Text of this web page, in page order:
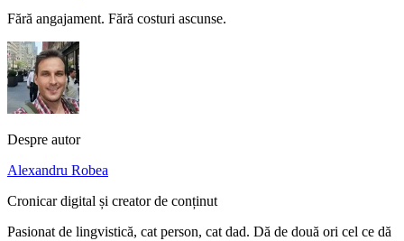
Fără angajament. Fără costuri ascunse.
Despre autor
Alexandru Robea
Cronicar digital și creator de conținut
Pasionat de lingvistică, cat person, cat dad. Dă de două ori cel ce dă